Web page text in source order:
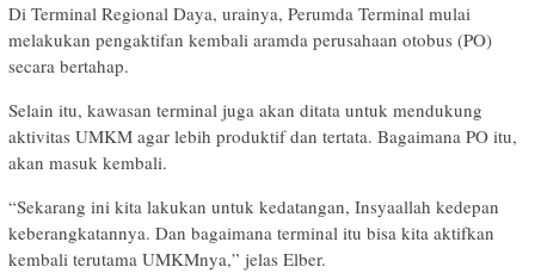
Di Terminal Regional Daya, urainya, Perumda Terminal mulai
melakukan pengaktifan kembali aramda perusahaan otobus (PO)
secara bertahap.
Selain itu, kawasan terminal juga akan ditata untuk mendukung
aktivitas UMKM agar lebih produktif dan tertata. Bagaimana PO itu,
akan masuk kembali.
“Sekarang ini kita lakukan untuk kedatangan, Insyaallah kedepan
keberangkatannya. Dan bagaimana terminal itu bisa kita aktifkan
kembali terutama UMKMnya,” jelas Elber.